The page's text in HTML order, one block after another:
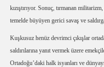
kızıştırıyor. Sonuç, tırmanan
temelde büyüyen gerici savaş ve
Kuşkusuz henüz devrimci çıkışlar
saldırılarına yanıt vermek üzere
Ortadoğu’daki halk isyanları ve